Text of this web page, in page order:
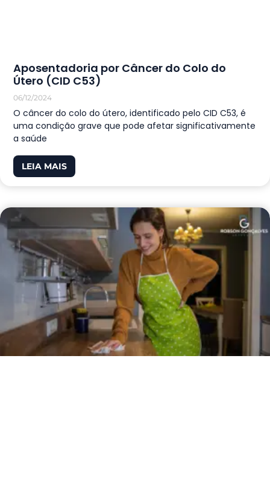
Aposentadoria por Câncer do Colo do
Útero (CID C53)
06/12/2024
O câncer do colo do útero, identificado pelo CID C53, é
uma condição grave que pode afetar significativamente
a saúde
LEIA MAIS